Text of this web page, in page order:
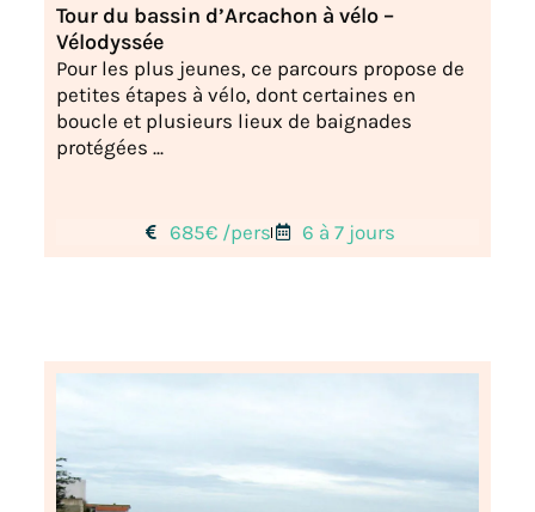
Tour du bassin d’Arcachon à vélo –
Vélodyssée
Pour les plus jeunes, ce parcours propose de
petites étapes à vélo, dont certaines en
boucle et plusieurs lieux de baignades
protégées ...
685€ /pers 6 à 7 jours